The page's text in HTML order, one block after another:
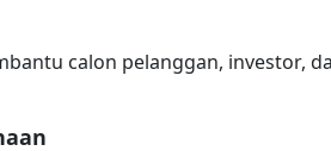
calon pelanggan, investor,